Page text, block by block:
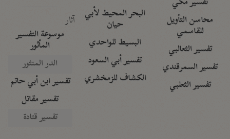
تفسير مكّي
محاسن التأويل
للقاسمي
تفسير الثعالبي
تفسير السمرقندي
تفسير الثعلبي
البحر المحيط لأبي
حيان
البسيط للواحدي
تفسير أبي السعود
الكشاف للزمخشري
آثار
موسوعة التفسير
المأثور
الدر المنثور
تفسير ابن أبي حاتم
تفسير مقاتل
تفسير قتادة